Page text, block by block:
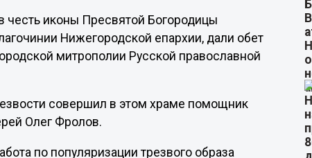
иконы Пресвятой Богородицы
Нижегородской епархии, дали обет
митрополии Русской православной
совершил в этом храме помощник
Олег Фролов.
по популяризации трезвого образа